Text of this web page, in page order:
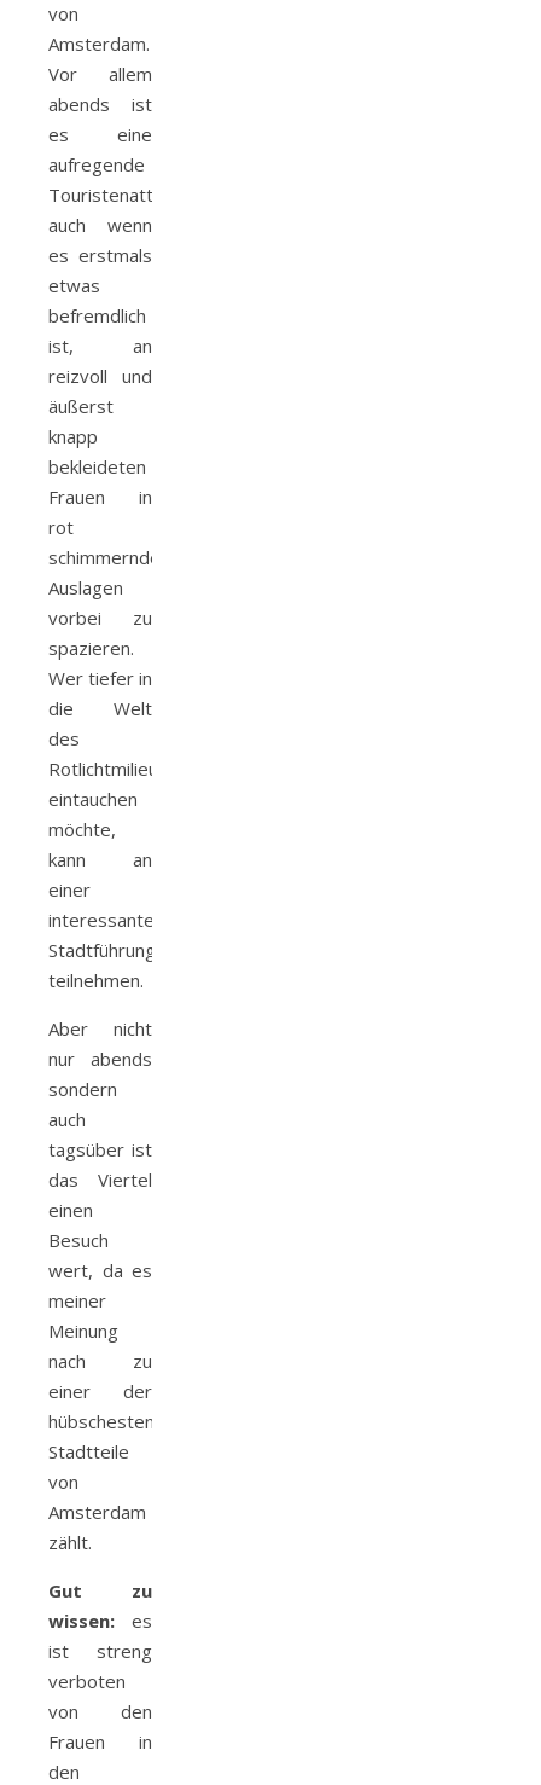
von
Amsterdam.
Vor allem
abends ist
es eine
aufregende
Touristenattraktion
auch wenn
es erstmals
etwas
befremdlich
ist, an
reizvoll und
äußerst
knapp
bekleideten
Frauen in
rot
schimmernden
Auslagen
vorbei zu
spazieren.
Wer tiefer in
die Welt
des
Rotlichtmilieus
eintauchen
möchte,
kann an
einer
interessanten
Stadtführung
teilnehmen.
Aber nicht
nur abends
sondern
auch
tagsüber ist
das Viertel
einen
Besuch
wert, da es
meiner
Meinung
nach zu
einer der
hübschesten
Stadtteile
von
Amsterdam
zählt.
Gut zu
wissen: es
ist streng
verboten
von den
Frauen in
den